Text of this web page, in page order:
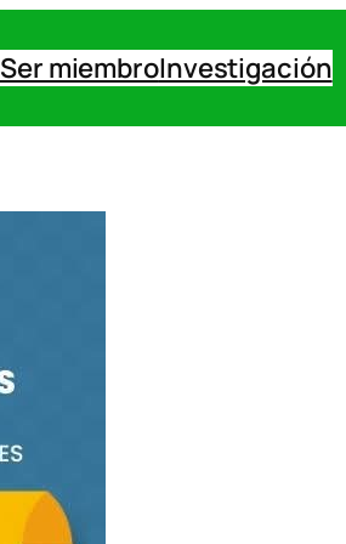
Ser miembroInvestigación